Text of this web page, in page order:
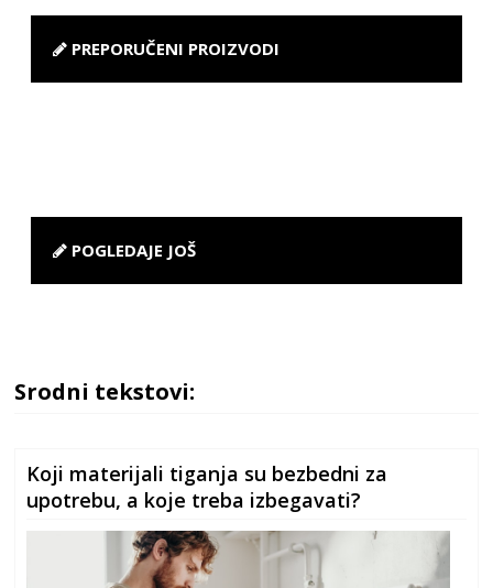
PREPORUČENI PROIZVODI
POGLEDAJE JOŠ
Srodni tekstovi:
Koji materijali tiganja su bezbedni za
upotrebu, a koje treba izbegavati?